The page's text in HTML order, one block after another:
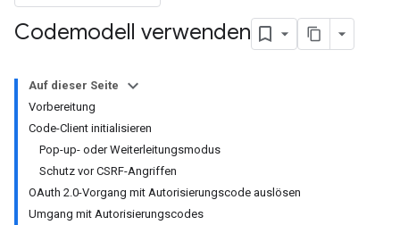
Codemodell verwenden
Auf dieser Seite
Vorbereitung
Code-Client initialisieren
Pop-up- oder Weiterleitungsmodus
Schutz vor CSRF-Angriffen
OAuth 2.0-Vorgang mit Autorisierungscode auslösen
Umgang mit Autorisierungscodes